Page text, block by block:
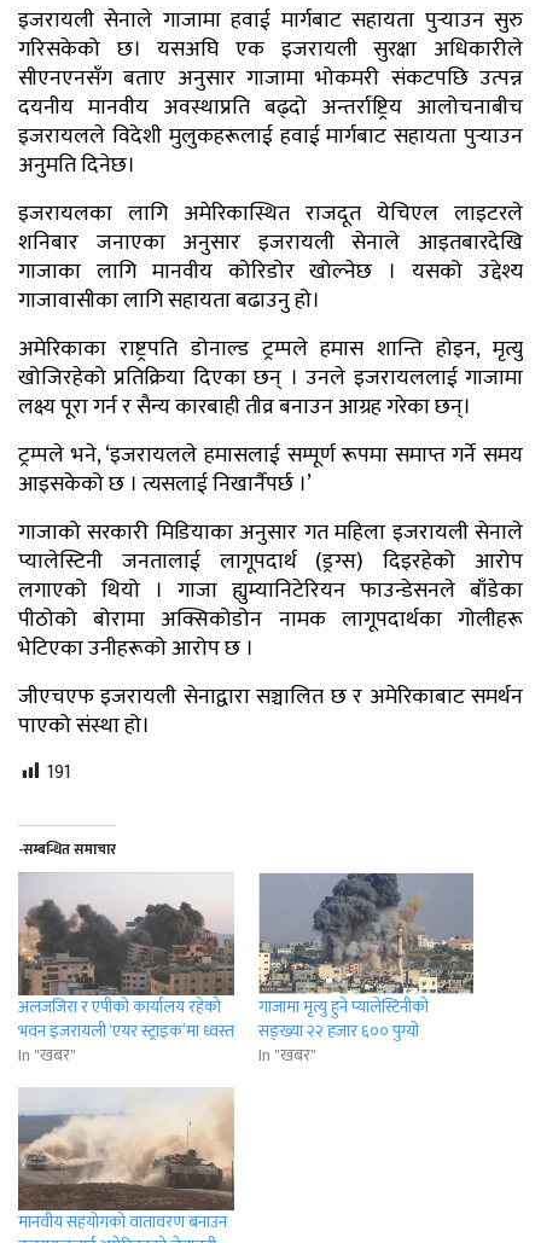
इजरायली सेनाले गाजामा हवाई मार्गबाट सहायता पुर्‍याउन सुरु
गरिसकेको छ। यसअघि एक इजरायली सुरक्षा अधिकारीले
सीएनएनसँग बताए अनुसार गाजामा भोकमरी संकटपछि उत्पन्न
दयनीय मानवीय अवस्थाप्रति बढ्दो अन्तर्राष्ट्रिय आलोचनाबीच
इजरायलले विदेशी मुलुकहरूलाई हवाई मार्गबाट सहायता पुर्‍याउन
अनुमति दिनेछ।
इजरायलका लागि अमेरिकास्थित राजदूत येचिएल लाइटरले
शनिबार जनाएका अनुसार इजरायली सेनाले आइतबारदेखि
गाजाका लागि मानवीय कोरिडोर खोल्नेछ । यसको उद्देश्य
गाजावासीका लागि सहायता बढाउनु हो।
अमेरिकाका राष्ट्रपति डोनाल्ड ट्रम्पले हमास शान्ति होइन, मृत्यु
खोजिरहेको प्रतिक्रिया दिएका छन् । उनले इजरायललाई गाजामा
लक्ष्य पूरा गर्न र सैन्य कारबाही तीव्र बनाउन आग्रह गरेका छन्।
ट्रम्पले भने, ‘इजरायलले हमासलाई सम्पूर्ण रूपमा समाप्त गर्ने समय
आइसकेको छ । त्यसलाई निखार्नैपर्छ ।’
गाजाको सरकारी मिडियाका अनुसार गत महिला इजरायली सेनाले
प्यालेस्टिनी जनतालाई लागूपदार्थ (ड्रग्स) दिइरहेको आरोप
लगाएको थियो । गाजा ह्युम्यानिटेरियन फाउन्डेसनले बाँडेका
पीठोको बोरामा अक्सिकोडोन नामक लागूपदार्थका गोलीहरू
भेटिएका उनीहरूको आरोप छ ।
जीएचएफ इजरायली सेनाद्वारा सञ्चालित छ र अमेरिकाबाट समर्थन
पाएको संस्था हो।
191
-सम्बन्धित समाचार
अलजजिरा र एपीको कार्यालय रहेको
भवन इजरायली ‘एयर स्ट्राइक’मा ध्वस्त
In "खबर"
गाजामा मृत्यु हुने प्यालेस्टिनीको
सङ्ख्या २२ हजार ६०० पुग्यो
In "खबर"
मानवीय सहयोगको वातावरण बनाउन